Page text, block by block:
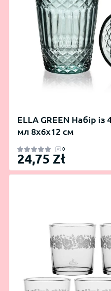
ELLA GREEN Набір
мл 8x6x12 см
0
24,75 Zł